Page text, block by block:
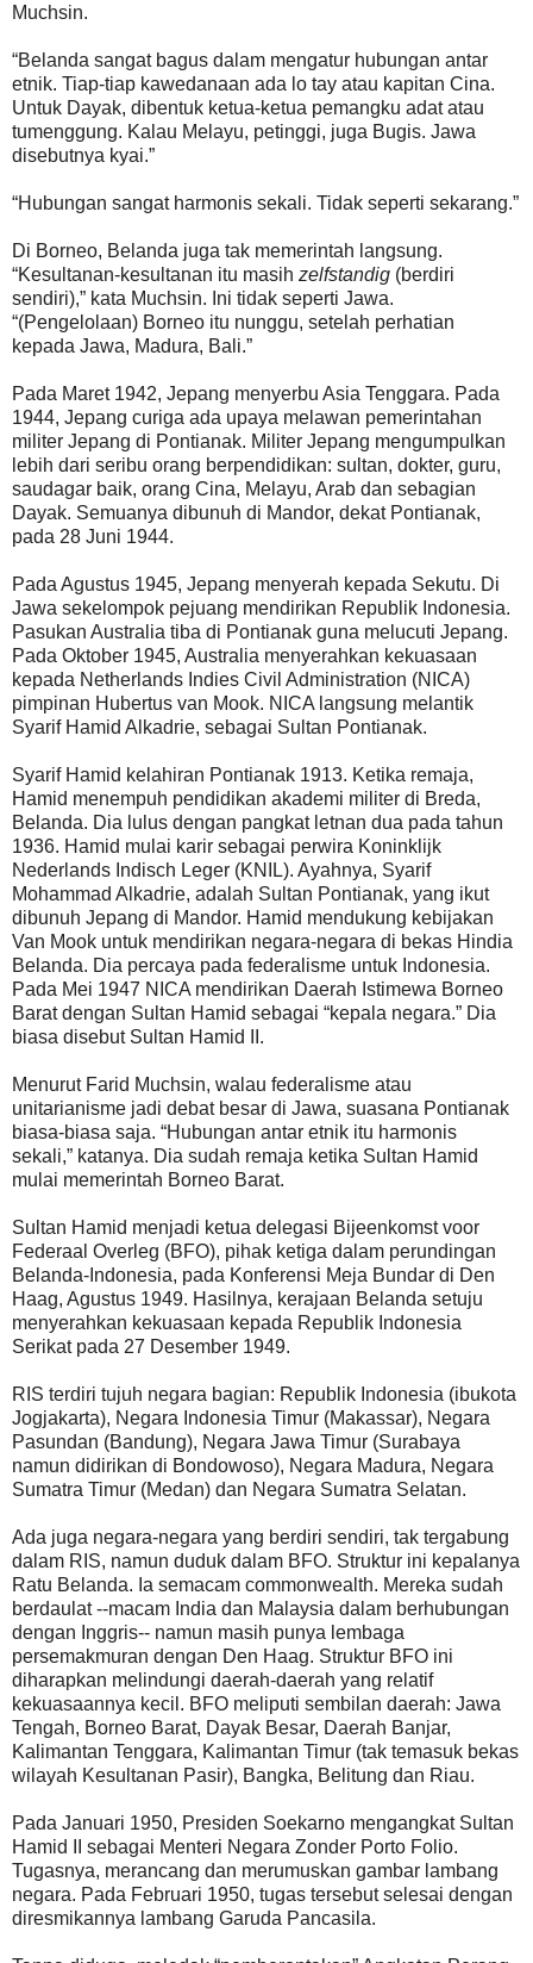
Muchsin.
“Belanda sangat bagus dalam mengatur hubungan antar
etnik. Tiap-tiap kawedanaan ada lo tay atau kapitan Cina.
Untuk Dayak, dibentuk ketua-ketua pemangku adat atau
tumenggung. Kalau Melayu, petinggi, juga Bugis. Jawa
disebutnya kyai.”
“Hubungan sangat harmonis sekali. Tidak seperti sekarang.”
Di Borneo, Belanda juga tak memerintah langsung.
“Kesultanan-kesultanan itu masih zelfstandig (berdiri
sendiri),” kata Muchsin. Ini tidak seperti Jawa.
“(Pengelolaan) Borneo itu nunggu, setelah perhatian
kepada Jawa, Madura, Bali.”
Pada Maret 1942, Jepang menyerbu Asia Tenggara. Pada
1944, Jepang curiga ada upaya melawan pemerintahan
militer Jepang di Pontianak. Militer Jepang mengumpulkan
lebih dari seribu orang berpendidikan: sultan, dokter, guru,
saudagar baik, orang Cina, Melayu, Arab dan sebagian
Dayak. Semuanya dibunuh di Mandor, dekat Pontianak,
pada 28 Juni 1944.
Pada Agustus 1945, Jepang menyerah kepada Sekutu. Di
Jawa sekelompok pejuang mendirikan Republik Indonesia.
Pasukan Australia tiba di Pontianak guna melucuti Jepang.
Pada Oktober 1945, Australia menyerahkan kekuasaan
kepada Netherlands Indies Civil Administration (NICA)
pimpinan Hubertus van Mook. NICA langsung melantik
Syarif Hamid Alkadrie, sebagai Sultan Pontianak.
Syarif Hamid kelahiran Pontianak 1913. Ketika remaja,
Hamid menempuh pendidikan akademi militer di Breda,
Belanda. Dia lulus dengan pangkat letnan dua pada tahun
1936. Hamid mulai karir sebagai perwira Koninklijk
Nederlands Indisch Leger (KNIL). Ayahnya, Syarif
Mohammad Alkadrie, adalah Sultan Pontianak, yang ikut
dibunuh Jepang di Mandor. Hamid mendukung kebijakan
Van Mook untuk mendirikan negara-negara di bekas Hindia
Belanda. Dia percaya pada federalisme untuk Indonesia.
Pada Mei 1947 NICA mendirikan Daerah Istimewa Borneo
Barat dengan Sultan Hamid sebagai “kepala negara.” Dia
biasa disebut Sultan Hamid II.
Menurut Farid Muchsin, walau federalisme atau
unitarianisme jadi debat besar di Jawa, suasana Pontianak
biasa-biasa saja. “Hubungan antar etnik itu harmonis
sekali,” katanya. Dia sudah remaja ketika Sultan Hamid
mulai memerintah Borneo Barat.
Sultan Hamid menjadi ketua delegasi Bijeenkomst voor
Federaal Overleg (BFO), pihak ketiga dalam perundingan
Belanda-Indonesia, pada Konferensi Meja Bundar di Den
Haag, Agustus 1949. Hasilnya, kerajaan Belanda setuju
menyerahkan kekuasaan kepada Republik Indonesia
Serikat pada 27 Desember 1949.
RIS terdiri tujuh negara bagian: Republik Indonesia (ibukota
Jogjakarta), Negara Indonesia Timur (Makassar), Negara
Pasundan (Bandung), Negara Jawa Timur (Surabaya
namun didirikan di Bondowoso), Negara Madura, Negara
Sumatra Timur (Medan) dan Negara Sumatra Selatan.
Ada juga negara-negara yang berdiri sendiri, tak tergabung
dalam RIS, namun duduk dalam BFO. Struktur ini kepalanya
Ratu Belanda. Ia semacam commonwealth. Mereka sudah
berdaulat --macam India dan Malaysia dalam berhubungan
dengan Inggris-- namun masih punya lembaga
persemakmuran dengan Den Haag. Struktur BFO ini
diharapkan melindungi daerah-daerah yang relatif
kekuasaannya kecil. BFO meliputi sembilan daerah: Jawa
Tengah, Borneo Barat, Dayak Besar, Daerah Banjar,
Kalimantan Tenggara, Kalimantan Timur (tak temasuk bekas
wilayah Kesultanan Pasir), Bangka, Belitung dan Riau.
Pada Januari 1950, Presiden Soekarno mengangkat Sultan
Hamid II sebagai Menteri Negara Zonder Porto Folio.
Tugasnya, merancang dan merumuskan gambar lambang
negara. Pada Februari 1950, tugas tersebut selesai dengan
diresmikannya lambang Garuda Pancasila.